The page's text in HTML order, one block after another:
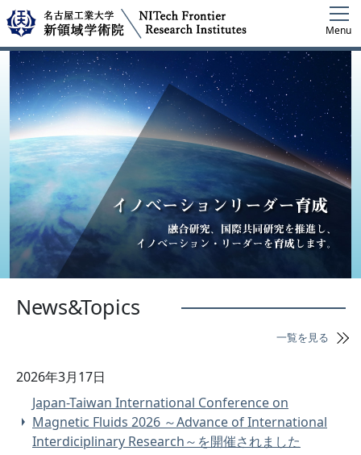
Menu
News&Topics
一覧を見る
2026年3月17日
Japan-Taiwan International Conference on
Magnetic Fluids 2026 ～Advance of International
Interdiciplinary Research～を開催されました